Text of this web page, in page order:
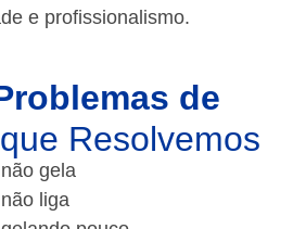
e profissionalismo.
de
que Resolvemos
gela
liga